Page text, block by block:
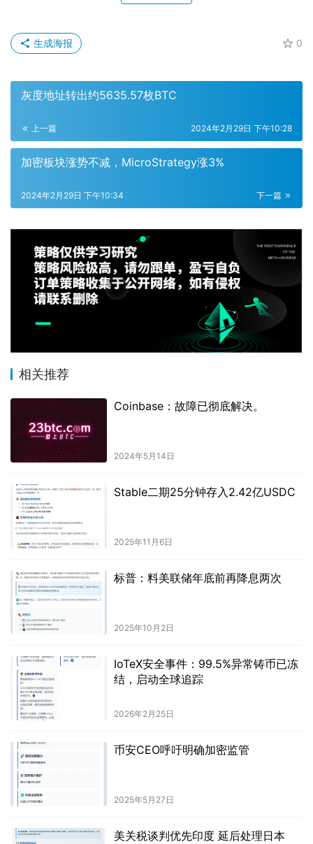
0
生成海报
灰度地址转出约5635.57枚BTC
上一篇 2024年2月29日 下午10:28
加密板块涨势不减，MicroStrategy涨3%
下一篇
2024年2月29日 下午10:34
相关推荐
Coinbase：故障已彻底解决。
2024年5月14日
Stable二期25分钟存入2.42亿USDC
2025年11月6日
标普：料美联储年底前再降息两次
2025年10月2日
IoTeX安全事件：99.5%异常铸币已冻
结，启动全球追踪
2026年2月25日
币安CEO呼吁明确加密监管
2025年5月27日
美关税谈判优先印度 延后处理日本